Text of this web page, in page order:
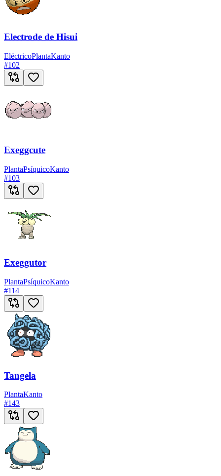
Electrode de Hisui
EléctricoPlantaKanto
#102
Exeggcute
PlantaPsíquicoKanto
#103
Exeggutor
PlantaPsíquicoKanto
#114
Tangela
PlantaKanto
#143